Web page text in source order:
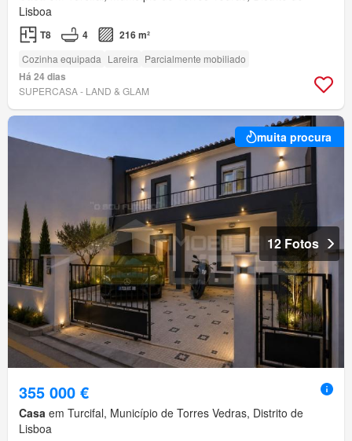
Lisboa
T8 4 216 m²
Cozinha equipada Lareira Parcialmente mobiliado
Há 24 dias
SUPERCASA - LAND & GLAM
muita procura
12 Fotos
355 000 €
Casa em Turcifal, Município de Torres Vedras, Distrito de
Lisboa